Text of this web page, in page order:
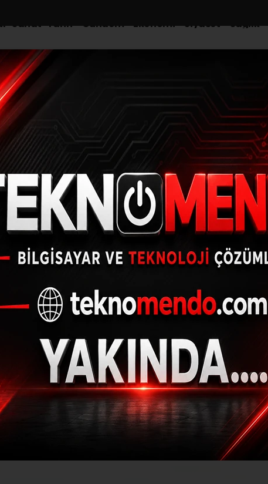
Sanat-Tarih Gündem Ekonomi Siyaset Sağlık
gidiyorlardı
yaralı
13.03.2021 - 10:08, Güncelleme: 13.03.2021 - 10:08